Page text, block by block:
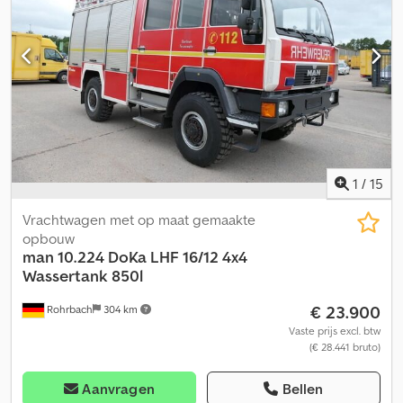
Achterluchtvering
1 / 15
Rohrbach 304 km
Vrachtwagen met op maat gemaakte
opbouw
man 10.224 DoKa LHF 16/12 4x4
Wassertank 850l
€ 23.900
Vaste prijs excl. btw
(€ 28.441 bruto)
Aanvragen Bellen